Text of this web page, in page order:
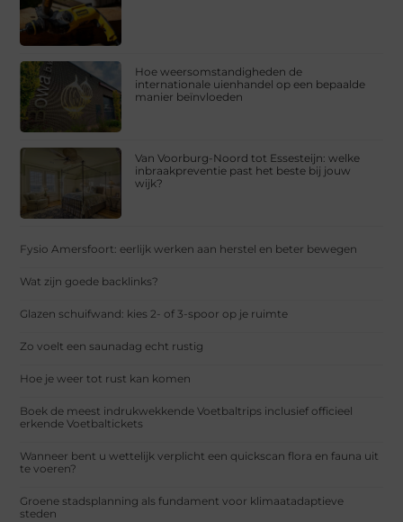
Hoe weersomstandigheden de
internationale uienhandel op een bepaalde
manier beïnvloeden
Van Voorburg-Noord tot Essesteijn: welke
inbraakpreventie past het beste bij jouw
wijk?
Fysio Amersfoort: eerlijk werken aan herstel en beter bewegen
Wat zijn goede backlinks?
Glazen schuifwand: kies 2- of 3-spoor op je ruimte
Zo voelt een saunadag echt rustig
Hoe je weer tot rust kan komen
Boek de meest indrukwekkende Voetbaltrips inclusief officieel
erkende Voetbaltickets
Wanneer bent u wettelijk verplicht een quickscan flora en fauna uit
te voeren?
Groene stadsplanning als fundament voor klimaatadaptieve
steden